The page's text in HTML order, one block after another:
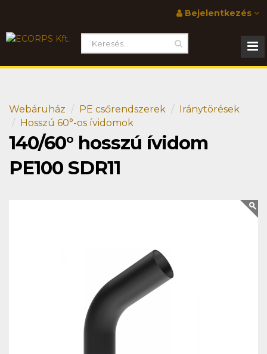
Bejelentkezés
Webáruház PE csőrendszerek
Iránytörések
Hosszú 60°-os ívidomok
140/60° hosszú ívidom
PE100 SDR11